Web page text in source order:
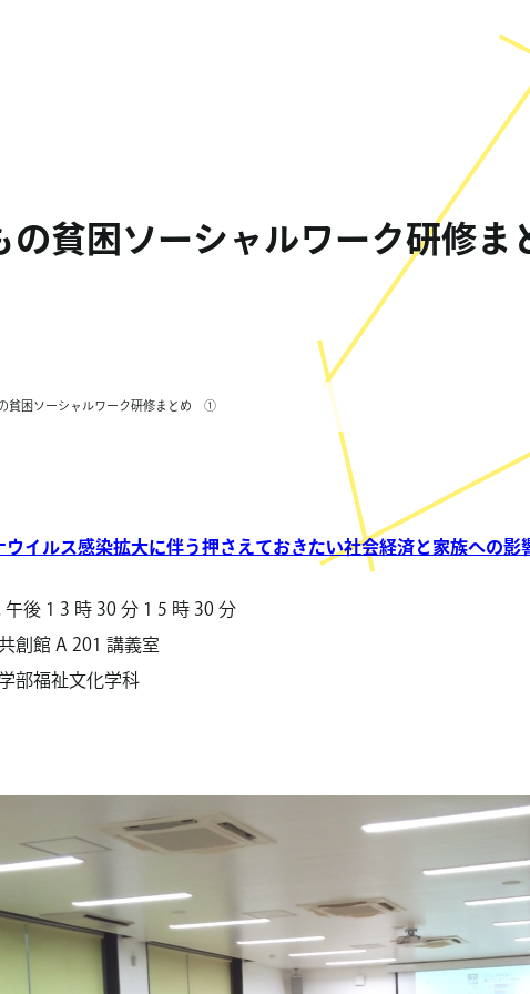
の貧困ソーシャルワーク研修
貧困ソーシャルワーク研修まとめ ①
ウイルス感染拡大に伴う押さえておきたい社会経済と家族への影
午後 1 3 時 30 分 1 5 時 30 分
創館 A 201 講義室
部福祉文化学科